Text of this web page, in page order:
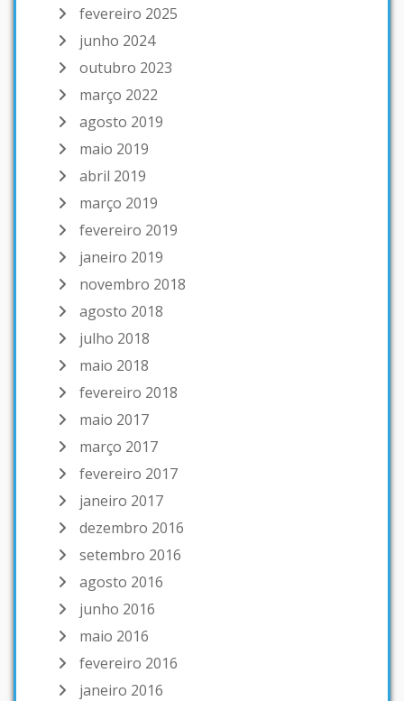
fevereiro 2025
junho 2024
outubro 2023
março 2022
agosto 2019
maio 2019
abril 2019
março 2019
fevereiro 2019
janeiro 2019
novembro 2018
agosto 2018
julho 2018
maio 2018
fevereiro 2018
maio 2017
março 2017
fevereiro 2017
janeiro 2017
dezembro 2016
setembro 2016
agosto 2016
junho 2016
maio 2016
fevereiro 2016
janeiro 2016